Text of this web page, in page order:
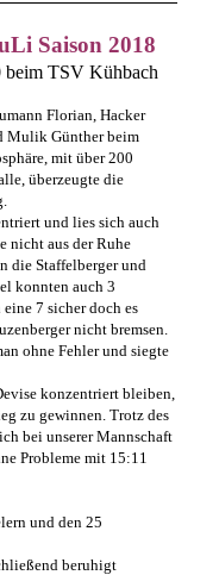
Saison 2018
beim TSV Kühbach
Florian, Hacker
Mulik Günther beim
mit über 200
überzeugte die
und lies sich auch
nicht aus der Ruhe
die Staffelberger und
konnten auch 3
7 sicher doch es
nicht bremsen.
ohne Fehler und siegte
konzentriert bleiben,
zu gewinnen. Trotz des
bei unserer Mannschaft
Probleme mit 15:11
und den 25
beruhigt